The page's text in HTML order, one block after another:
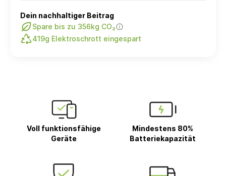
Dein nachhaltiger Beitrag
Spare bis zu 356kg CO₂
419g Elektroschrott eingespart
Voll funktionsfähige
Geräte
Mindestens 80%
Batteriekapazität